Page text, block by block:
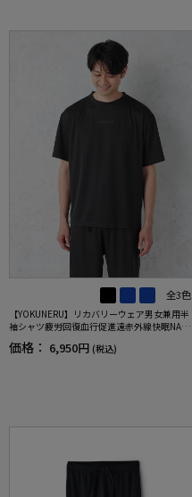
全3色
【YOKUNERU】リカバリーウェア男女兼用半
袖シャツ疲労回復血行促進遠赤外線快眠NANO
MIX(R)【一般医療機器】SS～LLサイズ
価格： 6,950円 (税込)